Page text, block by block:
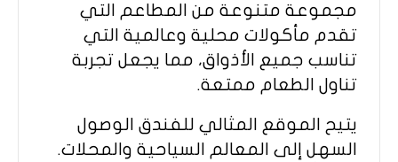
مجموعة متنوعة من المطاعم التي
تقدم مأكولات محلية وعالمية التي
تناسب جميع الأذواق، مما يجعل تجربة
تناول الطعام ممتعة.
يتيح الموقع المثالي للفندق الوصول
السهل إلى المعالم السياحية والمحلات.